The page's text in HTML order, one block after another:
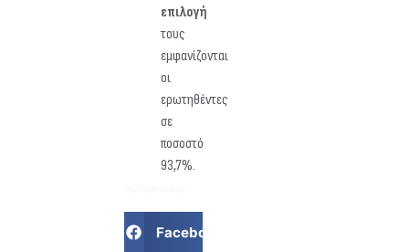
επιλογή
τους
εμφανίζονται
οι
ερωτηθέντες
σε
ποσοστό
93,7%.
Facebook